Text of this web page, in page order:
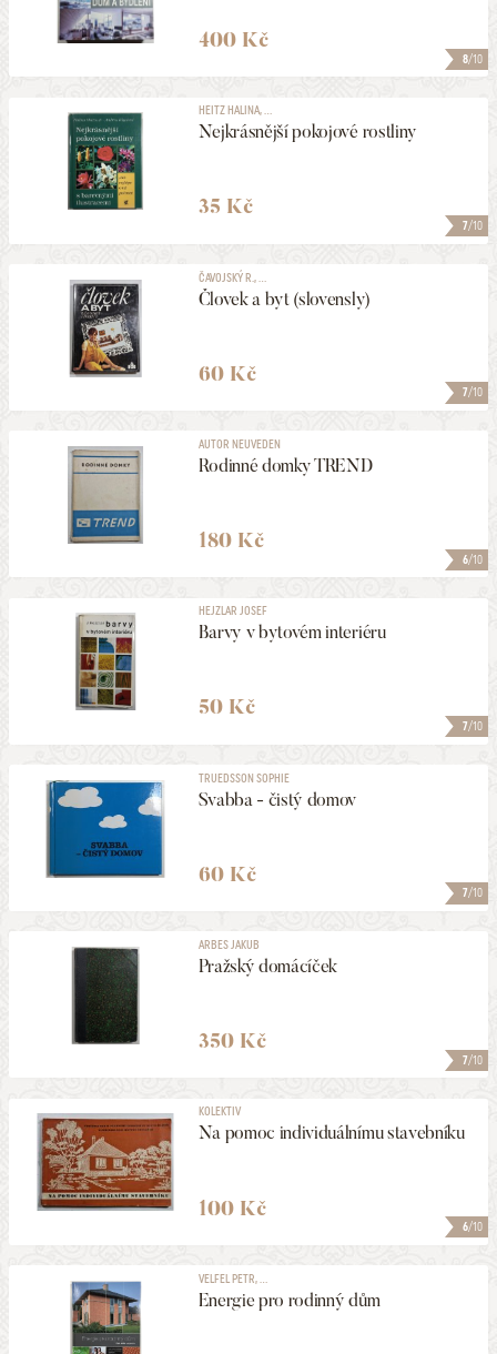
8/10
400 Kč
7/10
HEITZ HALINA, ...
Nejkrásnější pokojové rostliny
35 Kč
7/10
ČAVOJSKÝ R., ...
Človek a byt (slovensly)
60 Kč
6/10
AUTOR NEUVEDEN
Rodinné domky TREND
180 Kč
7/10
HEJZLAR JOSEF
Barvy v bytovém interiéru
50 Kč
7/10
TRUEDSSON SOPHIE
Svabba - čistý domov
60 Kč
7/10
ARBES JAKUB
Pražský domácíček
350 Kč
6/10
KOLEKTIV
Na pomoc individuálnímu stavebníku
100 Kč
VELFEL PETR, ...
Energie pro rodinný dům